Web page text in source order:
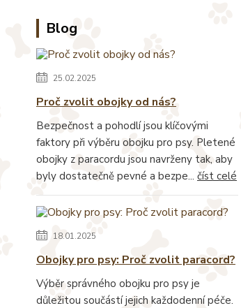
Blog
25.02.2025
Proč zvolit obojky od nás?
Bezpečnost a pohodlí jsou klíčovými
faktory při výběru obojku pro psy. Pletené
obojky z paracordu jsou navrženy tak, aby
byly dostatečně pevné a bezpe... číst celé
18.01.2025
Obojky pro psy: Proč zvolit paracord?
Výběr správného obojku pro psy je
důležitou součástí jejich každodenní péče.